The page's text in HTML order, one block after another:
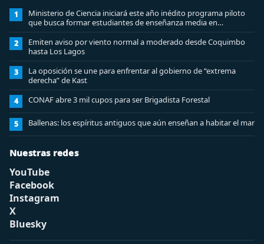
1
Ministerio de Ciencia iniciará este año inédito programa piloto
que busca formar estudiantes de enseñanza media en
ciberseguridad
2
Emiten aviso por viento normal a moderado desde Coquimbo
hasta Los Lagos
3
La oposición se une para enfrentar al gobierno de “extrema
derecha” de Kast
4 CONAF abre 3 mil cupos para ser Brigadista Forestal
5 Ballenas: los espíritus antiguos que aún enseñan a habitar el mar
Nuestras redes
YouTube
Facebook
Instagram
X
Bluesky